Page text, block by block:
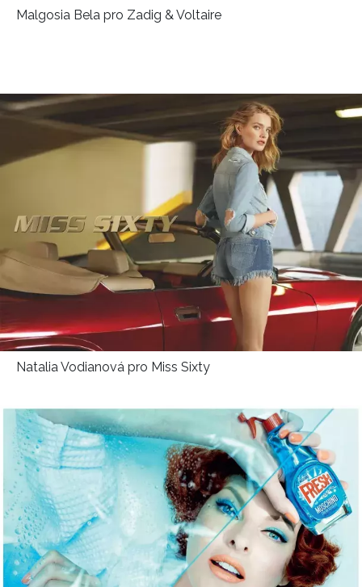
Malgosia Bela pro Zadig & Voltaire
Natalia Vodianová pro Miss Sixty